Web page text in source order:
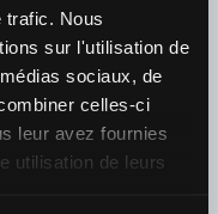
trafic. Nous
sur l'utilisation de
sociaux, de
celles-ci
leur avez fournies
utilisation de leurs